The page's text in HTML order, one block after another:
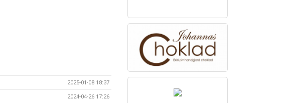
2025-01-08 18:37
2024-04-26 17:26